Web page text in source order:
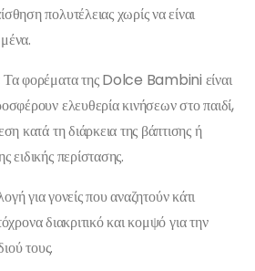
πολυτέλειας χωρίς να είναι
Τα φορέματα της Dolce Bambini είναι
ελευθερία κινήσεων στο παιδί,
κατά τη διάρκεια της βάπτισης ή
ειδικής περίστασης.
για γονείς που αναζητούν κάτι
διακριτικό και κομψό για την
τους.